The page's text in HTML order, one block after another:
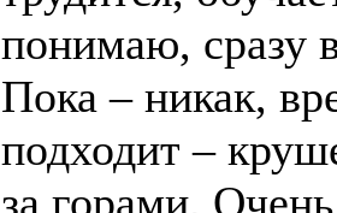
понимаю, сразу
Пока – никак,
подходит –
за горами.